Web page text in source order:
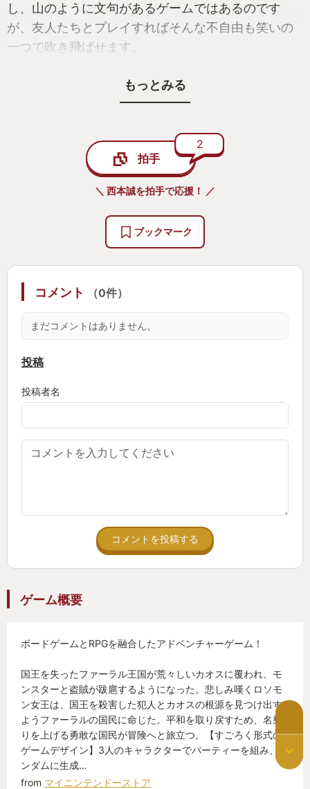
し、山のように文句があるゲームではあるのです
が、友人たちとプレイすればそんな不自由も笑いの
一つで吹き飛ばせます。
A「おまえ、そっちの左のモンスター殴っておいてく
B「任せろ・・ってサイコロ１かよ！失敗、すま
C「マジかーまたかーおまえ本当に運がないね・・」
A「これどっち先に行く？左からが近いかね？」
しょ」
C「おお！ナイスアイデア！それで行こう」
A「あと一発もらったら、俺死ぬから薬使ってく
B「オッケー、回復！」
こちらは一人ずつ順番にサイコロ振ってすすむゲー
ムなのでよりじっくり楽しめます。
私と友人たちはいい年のおじさんのでなかなか時間
が合わず進みは遅いですが、ゆっくり酒飲みながら
楽しむにはとても良いゲームなので、来年もこのゲ
す。
もっとみる
拍手
2
＼ 西本誠を拍手で応援！ ／
ブックマーク
コメント （0件）
まだコメントはありません。
投稿
投稿者名
コメントを投稿する
ゲーム概要
ボードゲームとRPGを融合したアドベンチャーゲーム！
国王を失ったファーラル王国が荒々しいカオスに覆われ、モ
ンスターと盗賊が跋扈するようになった。悲しみ嘆くロソモ
ン女王は、国王を殺害した犯人とカオスの根源を見つけ出す
ようファーラルの国民に命じた。平和を取り戻すため、名乗
りを上げる勇敢な国民が冒険へと旅立つ。【すごろく形式の
ゲームデザイン】3人のキャラクターでパーティーを組み、ラ
ンダムに生成…
from マイニンテンドーストア